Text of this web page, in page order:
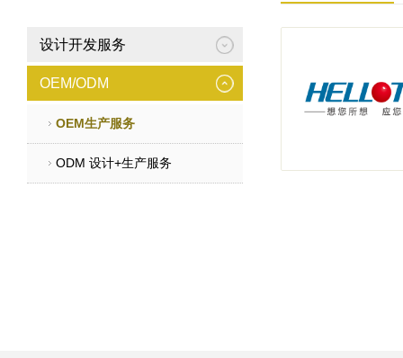
设计开发服务
OEM/ODM
OEM生产服务
ODM 设计+生产服务